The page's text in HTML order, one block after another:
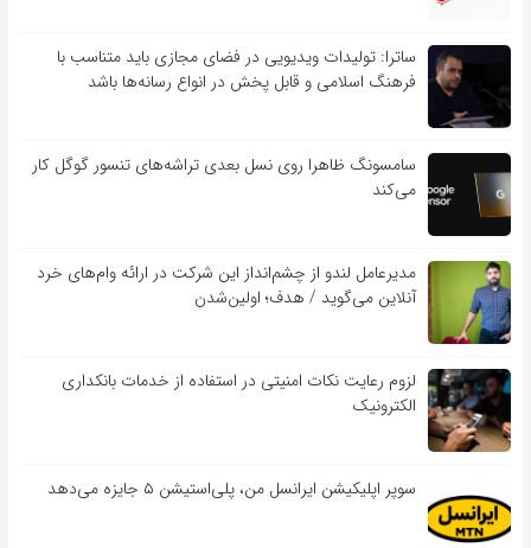
ساترا: تولیدات ویدیویی در فضای مجازی باید متناسب با
فرهنگ اسلامی و قابل پخش در انواع رسانه‌ها باشد
سامسونگ ظاهرا روی نسل بعدی تراشه‌های تنسور گوگل کار
می‌کند
مدیرعامل لندو از چشم‌انداز این شرکت در ارائه وام‌های خرد
آنلاین می‌گوید / هدف؛ اولین‌شدن
لزوم رعایت نکات امنیتی در استفاده از خدمات بانکداری
الکترونیک
سوپر اپلیکیشن ایرانسل من، پلی‌استیشن ۵ جایزه می‌دهد